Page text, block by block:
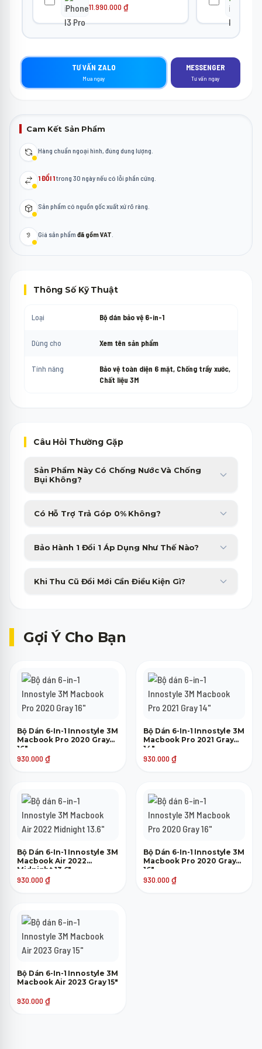
11.990.000 ₫
TƯ VẤN ZALO
Mua ngay
MESSENGER
Tư vấn ngay
Cam Kết Sản Phẩm
Hàng chuẩn ngoại hình, đúng dung lượng.
1 ĐỔI 1trong 30 ngày nếu có lỗi phần cứng.
Sản phẩm có nguồn gốc xuất xứ rõ ràng.
Giá sản phẩm đã gồm VAT
Thông Số Kỹ Thuật
Loại Bộ dán bảo vệ 6-in-1
Dùng cho Xem tên sản phẩm
Tính năng
Bảo vệ toàn diện 6 mặt, Chống trầy xước,
Chất liệu 3M
Câu Hỏi Thường Gặp
Sản Phẩm Này Có Chống Nước Và Chống
Bụi Không?
Sản phẩm được trang bị chuẩn chống nước, chống bụi cao cấp,
giúp bạn yên tâm sử dụng trong nhiều điều kiện thời tiết.
Có Hỗ Trợ Trả Góp 0% Không?
Minh Phát Mobile hỗ trợ trả góp 0% qua thẻ tín dụng và các
công ty tài chính với thủ tục duyệt nhanh gọn trong 15 phút.
Bảo Hành 1 Đổi 1 Áp Dụng Như Thế Nào?
Sản phẩm bị lỗi phần cứng từ nhà sản xuất sẽ được đổi máy mới
tương đương trong 30 ngày đầu tiên không tốn phí.
Khi Thu Cũ Đổi Mới Cần Điều Kiện Gì?
Gợi Ý Cho Bạn
Bộ Dán 6-In-1 Innostyle 3M
Macbook Pro 2020 Gray
16"
930.000 ₫
Bộ Dán 6-In-1 Innostyle 3M
Macbook Pro 2021 Gray
14"
930.000 ₫
Bộ Dán 6-In-1 Innostyle 3M
Macbook Air 2022
Midnight 13.6"
930.000 ₫
Bộ Dán 6-In-1 Innostyle 3M
Macbook Pro 2020 Gray
16"
930.000 ₫
Bộ Dán 6-In-1 Innostyle 3M
Macbook Air 2023 Gray 15"
930.000 ₫